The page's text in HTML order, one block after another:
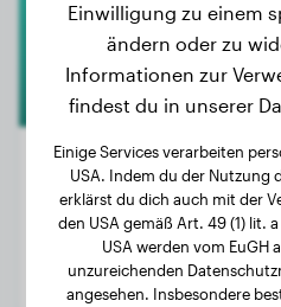
Gewicht:
Geschlecht:
Einwilligung zu einem
ändern oder zu
Informationen zur
findest du in unserer
Einige Services verarbeiten
USA. Indem du der Nutzung
erklärst du dich auch mit der
den USA gemäß Art. 49 (1) lit.
USA werden vom EuGH
unzureichenden
angesehen. Insbesondere